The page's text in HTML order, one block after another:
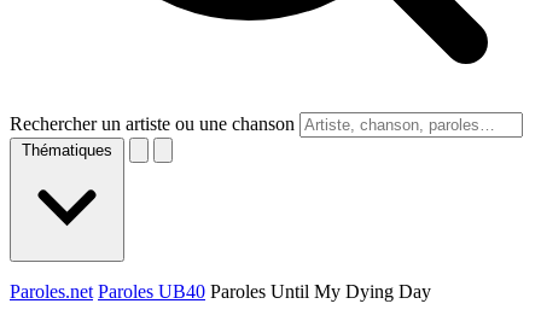
Rechercher un artiste ou une chanson
Thématiques
Paroles.net Paroles UB40 Paroles Until My Dying Day